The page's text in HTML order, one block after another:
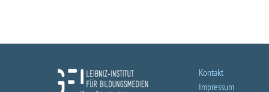
Kontakt
Impressum